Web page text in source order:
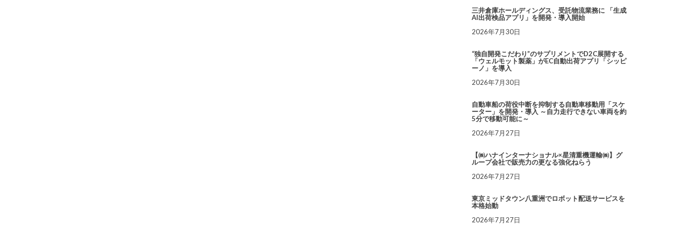
三井倉庫ホールディングス、受託物流業務に 「生成
AI出荷検品アプリ」を開発・導入開始
2026年7月30日
“独自開発こだわり”のサプリメントでD2C展開する
「ウェルモット製薬」がEC自動出荷アプリ「シッピ
ーノ」を導入
2026年7月30日
自動車船の荷役中断を抑制する自動車移動用「スケ
ーター」を開発・導入 ～自力走行できない車両を約
5分で移動可能に～
2026年7月27日
【㈱ハナインターナショナル×星清重機運輸㈱】グ
ループ会社で販売力の更なる強化ねらう
2026年7月27日
東京ミッドタウン八重洲でロボット配送サービスを
本格始動
2026年7月27日